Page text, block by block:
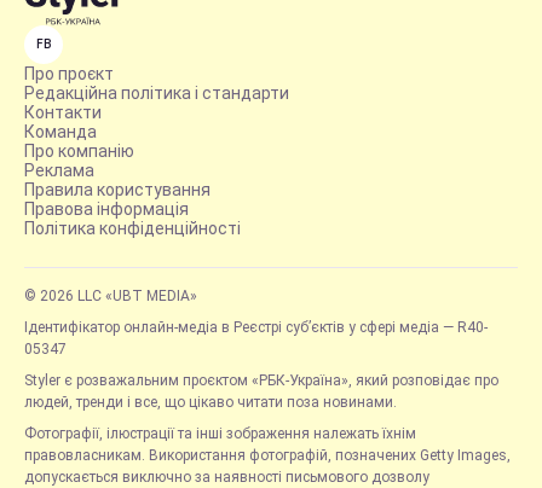
FB
Про проєкт
Редакційна політика і стандарти
Контакти
Команда
Про компанію
Реклама
Правила користування
Правова інформація
Політика конфіденційності
© 2026 LLC «UBT MEDIA»
Ідентифікатор онлайн-медіа в Реєстрі суб’єктів у сфері медіа — R40-
05347
Styler є розважальним проєктом «РБК-Україна», який розповідає про
людей, тренди і все, що цікаво читати поза новинами.
Фотографії, ілюстрації та інші зображення належать їхнім
правовласникам. Використання фотографій, позначених Getty Images,
допускається виключно за наявності письмового дозволу